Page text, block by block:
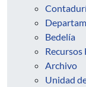
Bedelía
Recursos
Archivo
Unidad